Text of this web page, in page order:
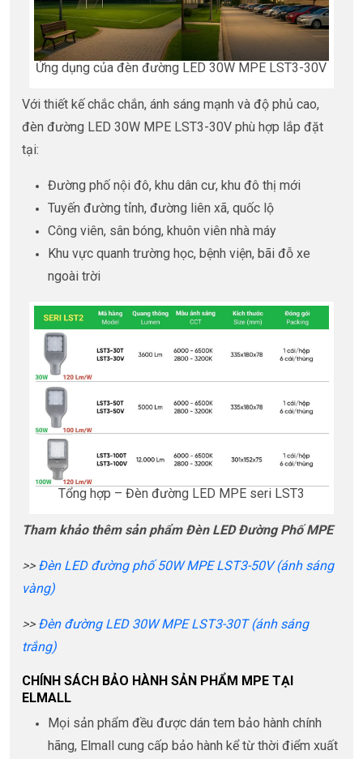
Ứng dụng của đèn đường LED 30W MPE LST3-30V
Với thiết kế chắc chắn, ánh sáng mạnh và độ phủ cao,
đèn đường LED 30W MPE LST3-30V phù hợp lắp đặt
tại:
Đường phố nội đô, khu dân cư, khu đô thị mới
Tuyến đường tỉnh, đường liên xã, quốc lộ
Công viên, sân bóng, khuôn viên nhà máy
Khu vực quanh trường học, bệnh viện, bãi đỗ xe
ngoài trời
Tổng hợp – Đèn đường LED MPE seri LST3
Tham khảo thêm sản phẩm Đèn LED Đường Phố MPE
>> Đèn LED đường phố 50W MPE LST3-50V (ánh sáng
vàng)
>> Đèn đường LED 30W MPE LST3-30T (ánh sáng
trắng)
CHÍNH SÁCH BẢO HÀNH SẢN PHẨM MPE TẠI
ELMALL
Mọi sản phẩm đều được dán tem bảo hành chính
hãng, Elmall cung cấp bảo hành kể từ thời điểm xuất